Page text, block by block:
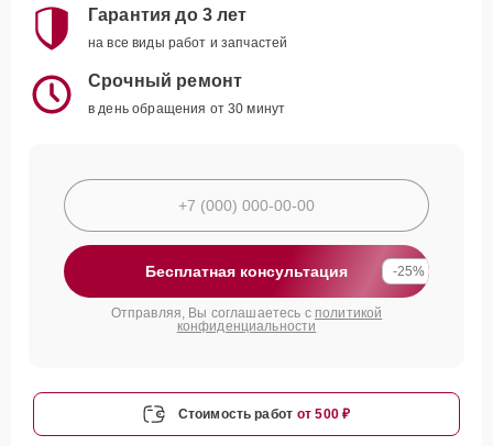
Гарантия до 3 лет
на все виды работ и запчастей
Срочный ремонт
в день обращения от 30 минут
Бесплатная консультация -25%
Отправляя, Вы соглашаетесь с политикой
конфиденциальности
Стоимость работ от 500 ₽